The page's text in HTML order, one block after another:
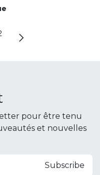
pour être tenu
et nouvelles
Subscribe